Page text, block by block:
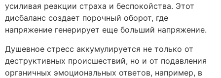
усиливая реакции страха и беспокойства. Этот
дисбаланс создает порочный оборот, где
напряжение генерирует еще больший напряжение.
Душевное стресс аккумулируется не только от
деструктивных происшествий, но и от подавления
органичных эмоциональных ответов, например, в